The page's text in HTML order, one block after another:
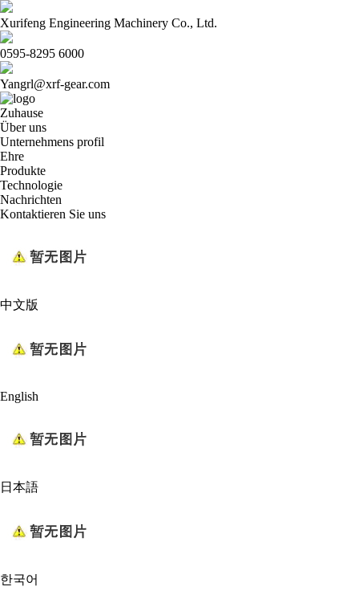
Xurifeng Engineering Machinery Co., Ltd.
0595-8295 6000
Yangrl@xrf-gear.com
Zuhause
Über uns
Unternehmens profil
Ehre
Produkte
Technologie
Nachrichten
Kontaktieren Sie uns
中文版
English
日本語
한국어